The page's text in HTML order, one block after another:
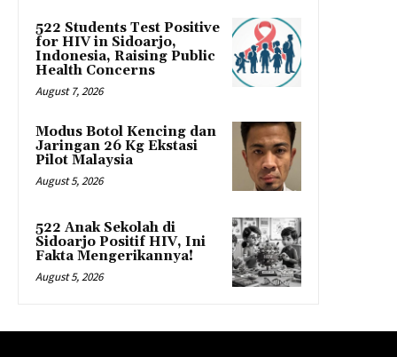
522 Students Test Positive
for HIV in Sidoarjo,
Indonesia, Raising Public
Health Concerns
August 7, 2026
Modus Botol Kencing dan
Jaringan 26 Kg Ekstasi
Pilot Malaysia
August 5, 2026
522 Anak Sekolah di
Sidoarjo Positif HIV, Ini
Fakta Mengerikannya!
August 5, 2026